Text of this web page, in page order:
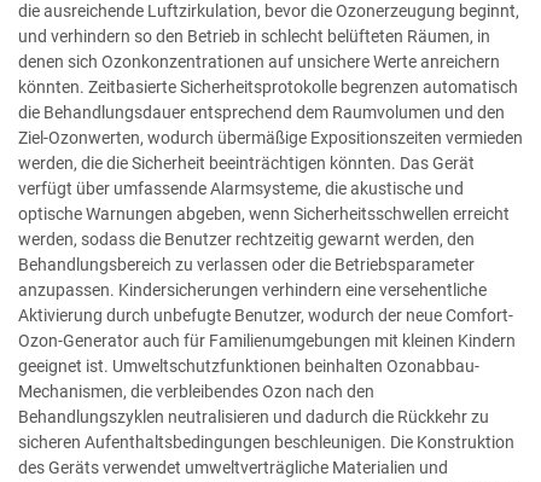
die ausreichende Luftzirkulation, bevor die Ozonerzeugung beginnt,
und verhindern so den Betrieb in schlecht belüfteten Räumen, in
denen sich Ozonkonzentrationen auf unsichere Werte anreichern
könnten. Zeitbasierte Sicherheitsprotokolle begrenzen automatisch
die Behandlungsdauer entsprechend dem Raumvolumen und den
Ziel-Ozonwerten, wodurch übermäßige Expositionszeiten vermieden
werden, die die Sicherheit beeinträchtigen könnten. Das Gerät
verfügt über umfassende Alarmsysteme, die akustische und
optische Warnungen abgeben, wenn Sicherheitsschwellen erreicht
werden, sodass die Benutzer rechtzeitig gewarnt werden, den
Behandlungsbereich zu verlassen oder die Betriebsparameter
anzupassen. Kindersicherungen verhindern eine versehentliche
Aktivierung durch unbefugte Benutzer, wodurch der neue Comfort-
Ozon-Generator auch für Familienumgebungen mit kleinen Kindern
geeignet ist. Umweltschutzfunktionen beinhalten Ozonabbau-
Mechanismen, die verbleibendes Ozon nach den
Behandlungszyklen neutralisieren und dadurch die Rückkehr zu
sicheren Aufenthaltsbedingungen beschleunigen. Die Konstruktion
des Geräts verwendet umweltverträgliche Materialien und